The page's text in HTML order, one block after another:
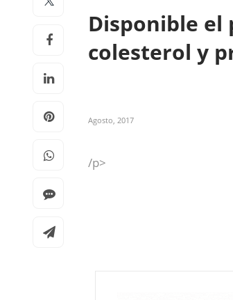
Disponible
colesterol y
Agosto, 2017
/p>